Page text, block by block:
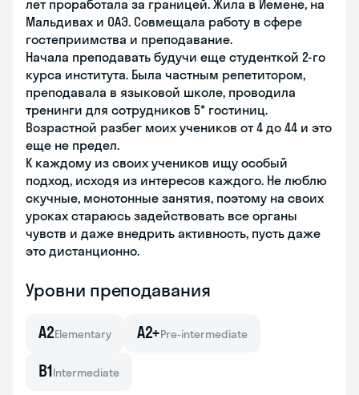
лет проработала за границей. Жила в Йемене, на
Мальдивах и ОАЭ. Совмещала работу в сфере
гостеприимства и преподавание.
Начала преподавать будучи еще студенткой 2-го
курса института. Была частным репетитором,
преподавала в языковой школе, проводила
тренинги для сотрудников 5* гостиниц.
Возрастной разбег моих учеников от 4 до 44 и это
еще не предел.
К каждому из своих учеников ищу особый
подход, исходя из интересов каждого. Не люблю
скучные, монотонные занятия, поэтому на своих
уроках стараюсь задействовать все органы
чувств и даже внедрить активность, пусть даже
это дистанционно.
Уровни преподавания
A2Elementary A2+Pre-intermediate
B1Intermediate